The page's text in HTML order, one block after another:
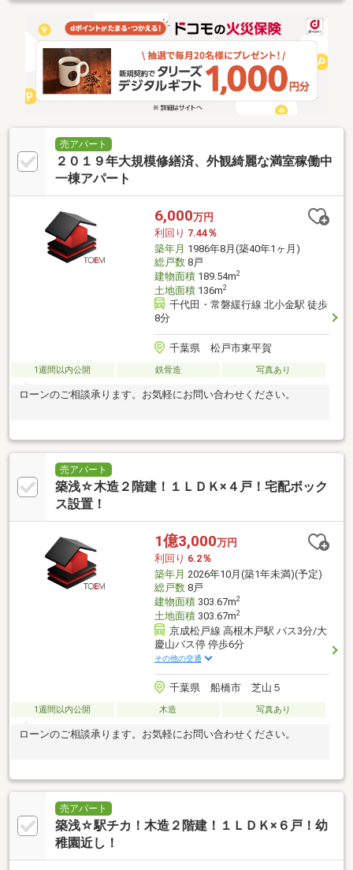
売アパート
２０１９年大規模修繕済、外観綺麗な満室稼働中
一棟アパート
6,000万円
利回り 7.44％
築年月 1986年8月(築40年1ヶ月)
総戸数8戸
建物面積189.54m2
土地面積136m2
千代田・常磐緩行線 北小金駅 徒歩
8分
千葉県 松戸市東平賀
1週間以内公開 鉄骨造 写真あり
ローンのご相談承ります。お気軽にお問い合わせください。
売アパート
築浅☆木造２階建！１ＬＤＫ×４戸！宅配ボック
ス設置！
1億3,000万円
利回り 6.2％
築年月 2026年10月(築1年未満)(予定)
総戸数8戸
建物面積303.67m2
土地面積303.67m2
京成松戸線 高根木戸駅 バス3分/大
慶山バス停 停歩6分
その他の交通
千葉県 船橋市 芝山５
1週間以内公開 木造 写真あり
ローンのご相談承ります。お気軽にお問い合わせください。
売アパート
築浅☆駅チカ！木造２階建！１ＬＤＫ×６戸！幼
稚園近し！